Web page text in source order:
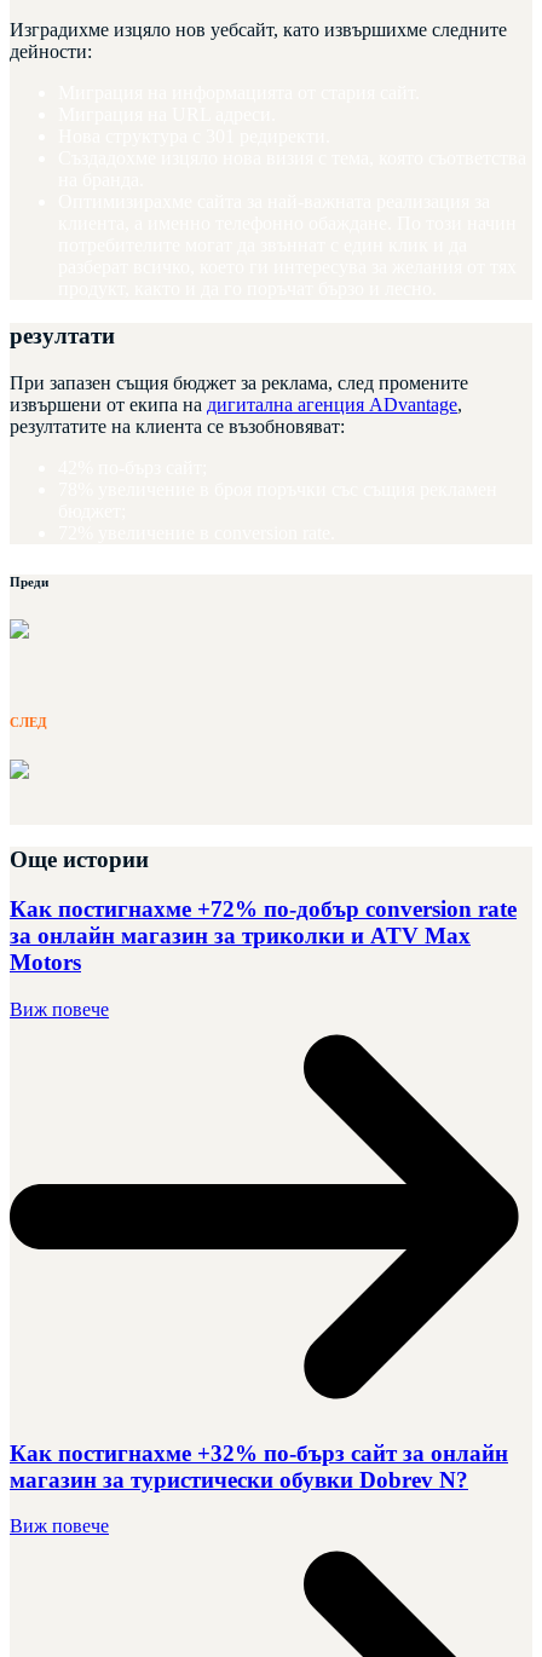
Изградихме изцяло нов уебсайт, като извършихме следните
дейности:
резултати
При запазен същия бюджет за реклама, след промените
извършени от екипа на дигитална агенция ADvantage,
резултатите на клиента се възобновяват:
Преди
СЛЕД
Още истории
Как постигнахме +72% по-добър conversion rate
за онлайн магазин за триколки и ATV Max
Motors
Виж повече
Как постигнахме +32% по-бърз сайт за онлайн
магазин за туристически обувки Dobrev N?
Виж повече